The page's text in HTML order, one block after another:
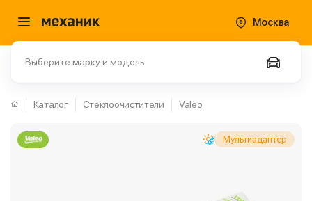
Москва
Выберите марку и модель
Каталог Стеклоочистители Valeo
Мультиадаптер